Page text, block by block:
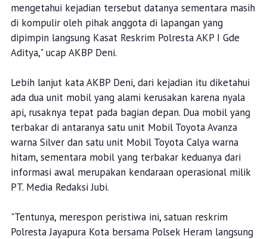
mengetahui kejadian tersebut datanya sementara masih
di kompulir oleh pihak anggota di lapangan yang
dipimpin langsung Kasat Reskrim Polresta AKP I Gde
Aditya," ucap AKBP Deni.
Lebih lanjut kata AKBP Deni, dari kejadian itu diketahui
ada dua unit mobil yang alami kerusakan karena nyala
api, rusaknya tepat pada bagian depan. Dua mobil yang
terbakar di antaranya satu unit Mobil Toyota Avanza
warna Silver dan satu unit Mobil Toyota Calya warna
hitam, sementara mobil yang terbakar keduanya dari
informasi awal merupakan kendaraan operasional milik
PT. Media Redaksi Jubi.
"Tentunya, merespon peristiwa ini, satuan reskrim
Polresta Jayapura Kota bersama Polsek Heram langsung